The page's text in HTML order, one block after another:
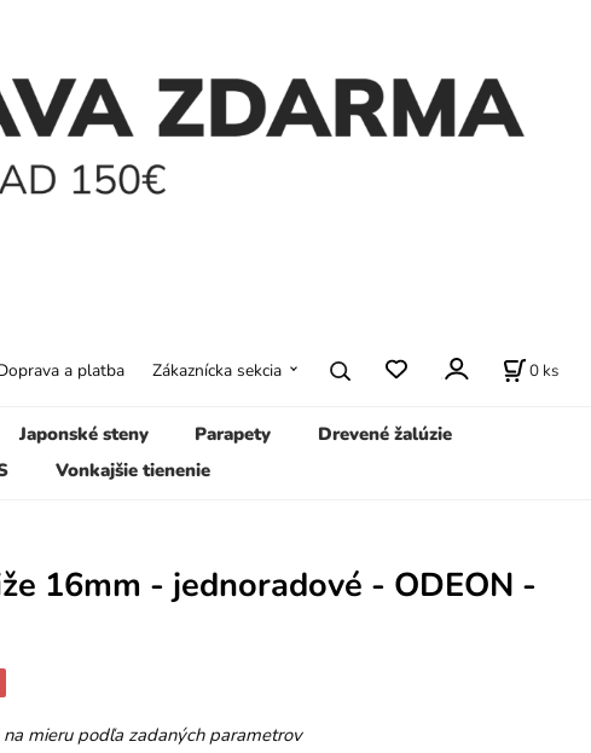
Japonské steny Parapety
Drevené žalúzie
Vonkajšie tienenie
a platba Zákaznícka sekcia 0 ks
16mm - jednoradové - ODEON -
mieru podľa zadaných parametrov